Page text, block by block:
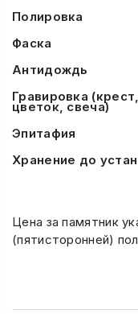
Полировка
Фаска
Антидождь
Гравировка (крест,
цветок, свеча)
Эпитафия
Хранение до
Цена за памятник
(пятисторонней)